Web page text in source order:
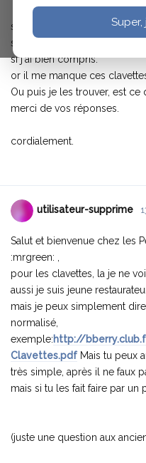
Super,
sur le train avant, il y a des
suprimé par des clavettes
si j'ai bien compris.
or il me manque ces
Ou puis je les trouver, est
merci de vos réponses.
cordialement.
utilisateur-supprime
Salut et bienvenue chez les
:mrgreen: ,
pour les clavettes, la je ne
aussi je suis jeune
mais je peux simplement
normalisé,
exemple:http://
Clavettes.pdf Mais tu peux
très simple, après il ne faux
mais si tu les fait faire par un
(juste une question aux